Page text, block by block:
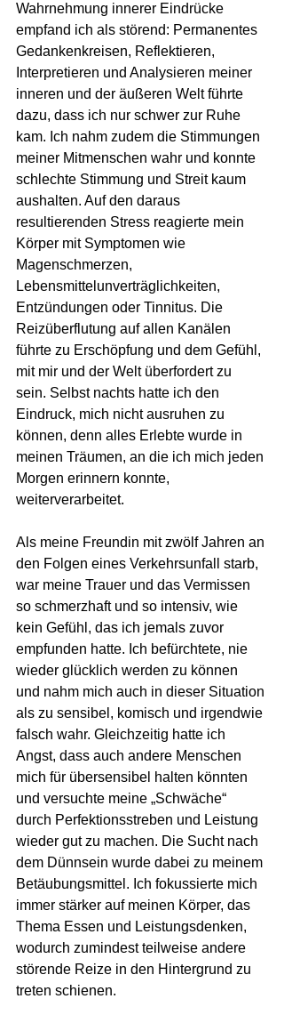
Wahrnehmung innerer Eindrücke
empfand ich als störend: Permanentes
Gedankenkreisen, Reflektieren,
Interpretieren und Analysieren meiner
inneren und der äußeren Welt führte
dazu, dass ich nur schwer zur Ruhe
kam. Ich nahm zudem die Stimmungen
meiner Mitmenschen wahr und konnte
schlechte Stimmung und Streit kaum
aushalten. Auf den daraus
resultierenden Stress reagierte mein
Körper mit Symptomen wie
Magenschmerzen,
Lebensmittelunverträglichkeiten,
Entzündungen oder Tinnitus. Die
Reizüberflutung auf allen Kanälen
führte zu Erschöpfung und dem Gefühl,
mit mir und der Welt überfordert zu
sein. Selbst nachts hatte ich den
Eindruck, mich nicht ausruhen zu
können, denn alles Erlebte wurde in
meinen Träumen, an die ich mich jeden
Morgen erinnern konnte,
weiterverarbeitet.
Als meine Freundin mit zwölf Jahren an
den Folgen eines Verkehrsunfall starb,
war meine Trauer und das Vermissen
so schmerzhaft und so intensiv, wie
kein Gefühl, das ich jemals zuvor
empfunden hatte. Ich befürchtete, nie
wieder glücklich werden zu können
und nahm mich auch in dieser Situation
als zu sensibel, komisch und irgendwie
falsch wahr. Gleichzeitig hatte ich
Angst, dass auch andere Menschen
mich für übersensibel halten könnten
und versuchte meine „Schwäche“
durch Perfektionsstreben und Leistung
wieder gut zu machen. Die Sucht nach
dem Dünnsein wurde dabei zu meinem
Betäubungsmittel. Ich fokussierte mich
immer stärker auf meinen Körper, das
Thema Essen und Leistungsdenken,
wodurch zumindest teilweise andere
störende Reize in den Hintergrund zu
treten schienen.